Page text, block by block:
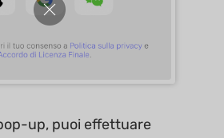
up, puoi effettuare